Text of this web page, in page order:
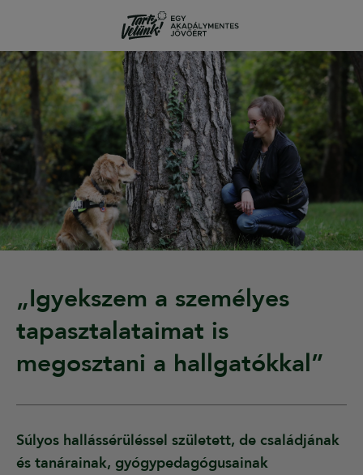
„Igyekszem a személyes
tapasztalataimat is
megosztani a hallgatókkal”
Súlyos hallássérüléssel született, de családjának
és tanárainak, gyógypedagógusainak